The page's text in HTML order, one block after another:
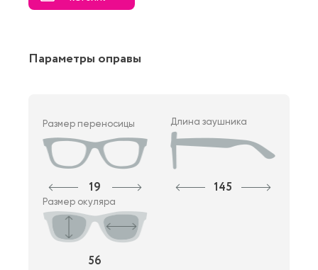
Параметры оправы
Размер переносицы
19
Длина заушника
145
Размер окуляра
56